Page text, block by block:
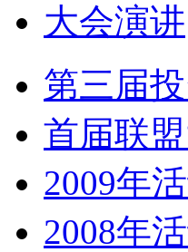
大会演讲
第三届
首届联
2009年
2008年